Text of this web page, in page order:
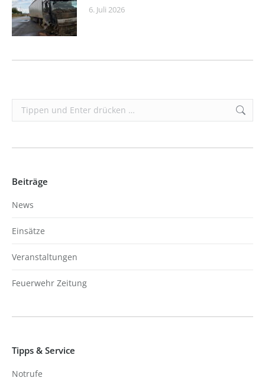
6. Juli 2026
Search:
Beiträge
News
Einsätze
Veranstaltungen
Feuerwehr Zeitung
Tipps & Service
Notrufe